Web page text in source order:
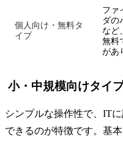
個人向け・無料タ
イプ
ファ
ダの
など
無料
があ
小・中規模向けタイ
シンプルな操作性で、IT
できるのが特徴です。基